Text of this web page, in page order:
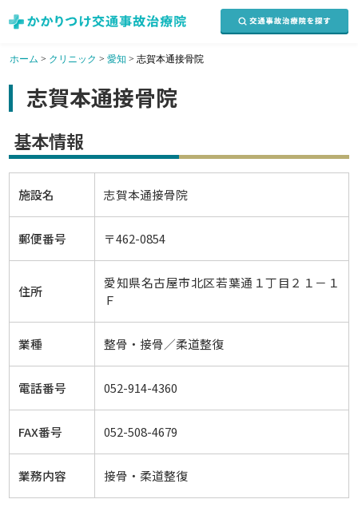
ホーム > クリニック > 愛知 > 志賀本通接骨院
志賀本通接骨院
基本情報
施設名 志賀本通接骨院
郵便番号 〒462-0854
住所
愛知県名古屋市北区若葉通１丁目２１－１
Ｆ
業種 整骨・接骨／柔道整復
電話番号 052-914-4360
FAX番号 052-508-4679
業務内容 接骨・柔道整復